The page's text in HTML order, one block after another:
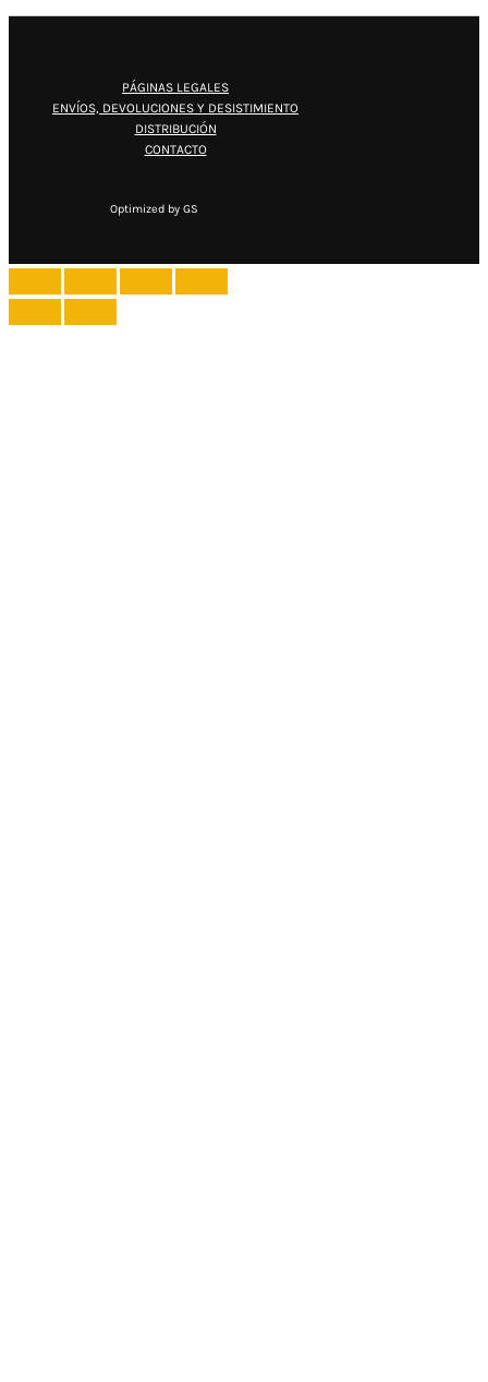
PÁGINAS LEGALES
ENVÍOS, DEVOLUCIONES Y DESISTIMIENTO
DISTRIBUCIÓN
CONTACTO
Optimized by GS